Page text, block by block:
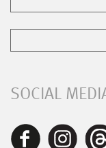
SOCIAL